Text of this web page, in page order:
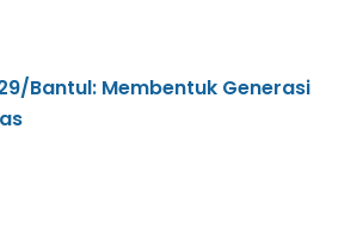
Bantul: Membentuk Generasi